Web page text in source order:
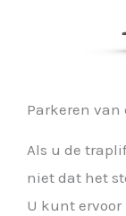
Parkeren van
Als u de
niet dat het
U kunt